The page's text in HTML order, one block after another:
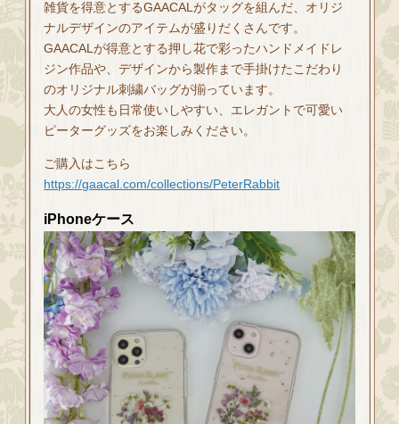
雑貨を得意とするGAACALがタッグを組んだ、オリジ
ナルデザインのアイテムが盛りだくさんです。
GAACALが得意とする押し花で彩ったハンドメイドレ
ジン作品や、デザインから製作まで手掛けたこだわり
のオリジナル刺繍バッグが揃っています。
大人の女性も日常使いしやすい、エレガントで可愛い
ピーターグッズをお楽しみください。
ご購入はこちら
https://gaacal.com/collections/PeterRabbit
iPhoneケース